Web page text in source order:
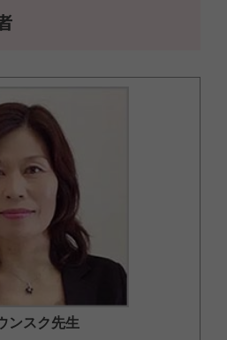
ンスク先生